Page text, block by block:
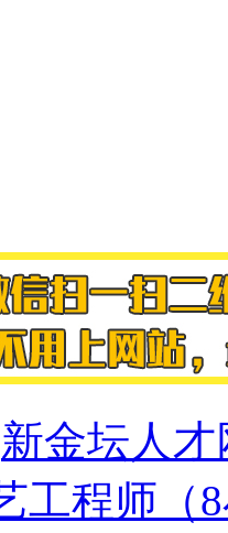
新金坛人才
工程师（